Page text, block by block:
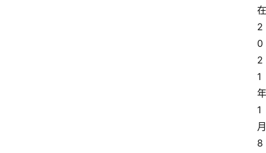
在
2
0
2
1
年
1
月
8